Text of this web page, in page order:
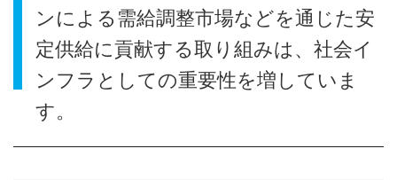
ンによる需給調整市場などを通じた安
定供給に貢献する取り組みは、社会イ
ンフラとしての重要性を増していま
す。